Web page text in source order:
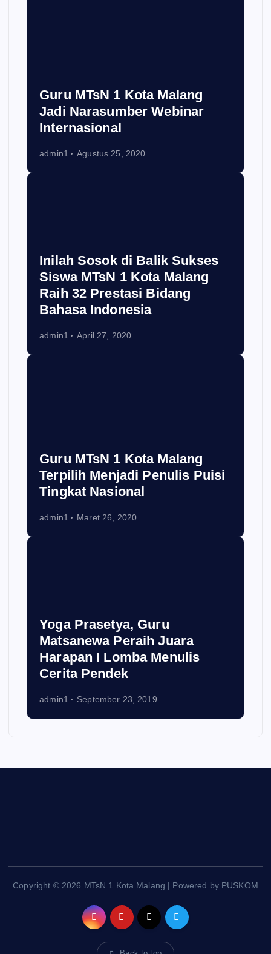
Guru MTsN 1 Kota Malang
Jadi Narasumber Webinar
Internasional
admin1 Agustus 25, 2020
Inilah Sosok di Balik Sukses
Siswa MTsN 1 Kota Malang
Raih 32 Prestasi Bidang
Bahasa Indonesia
admin1 April 27, 2020
Guru MTsN 1 Kota Malang
Terpilih Menjadi Penulis Puisi
Tingkat Nasional
admin1 Maret 26, 2020
Yoga Prasetya, Guru
Matsanewa Peraih Juara
Harapan I Lomba Menulis
Cerita Pendek
admin1 September 23, 2019
Copyright © 2026 MTsN 1 Kota Malang | Powered by PUSKOM